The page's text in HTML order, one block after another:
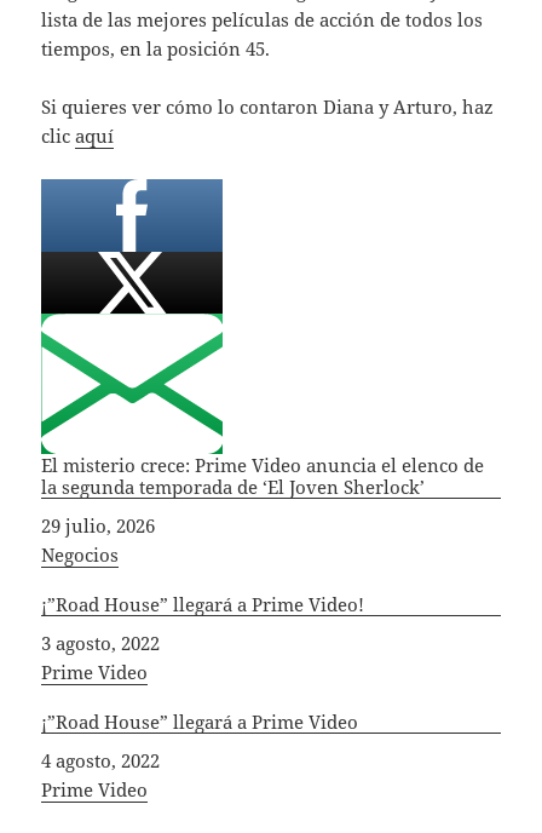
lista de las mejores películas de acción de todos los
tiempos, en la posición 45.
Si quieres ver cómo lo contaron Diana y Arturo, haz
clicaquí
El misterio crece: Prime Video anuncia el elenco de
la segunda temporada de ‘El Joven Sherlock’
Fecha
29 julio, 2026
In relation to
Negocios
¡”Road House” llegará a Prime Video!
Fecha
3 agosto, 2022
In relation to
Prime Video
¡”Road House” llegará a Prime Video
Fecha
4 agosto, 2022
In relation to
Prime Video